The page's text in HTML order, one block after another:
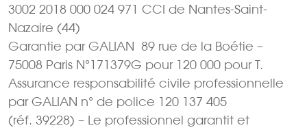
3002 2018 000 024 971 CCI de Nantes-Saint-
Nazaire (44)
Garantie par GALIAN  89 rue de la Boétie –
75008 Paris N°171379G pour 120 000 pour T.
Assurance responsabilité civile professionnelle
par GALIAN n° de police 120 137 405
(réf. 39228) – Le professionnel garantit et